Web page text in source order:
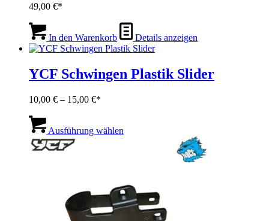
49,00 €
In den Warenkorb Details anzeigen
YCF Schwingen Plastik Slider
10,00 € – 15,00 €Preisspanne:
15,00 €
Ausführung wählen
Die
Optionen
können